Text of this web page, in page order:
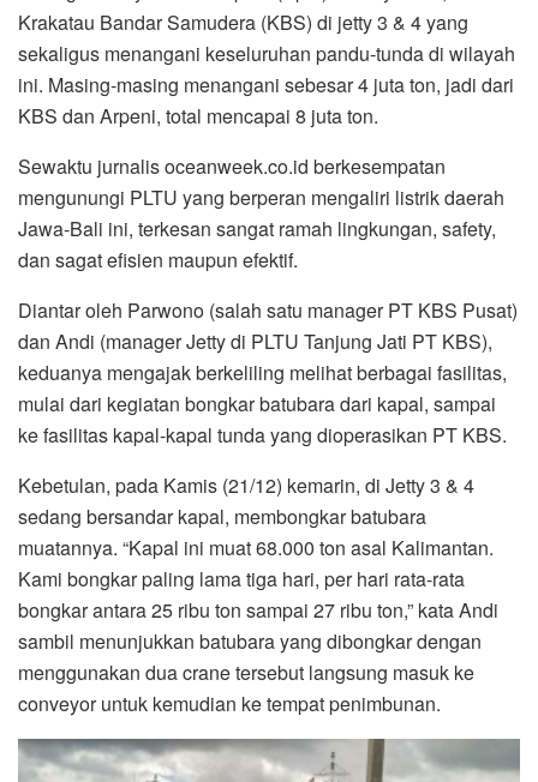
Krakatau Bandar Samudera (KBS) di jetty 3 & 4 yang
sekaligus menangani keseluruhan pandu-tunda di wilayah
ini. Masing-masing menangani sebesar 4 juta ton, jadi dari
KBS dan Arpeni, total mencapai 8 juta ton.
Sewaktu jurnalis oceanweek.co.id berkesempatan
mengunungi PLTU yang berperan mengaliri listrik daerah
Jawa-Bali ini, terkesan sangat ramah lingkungan, safety,
dan sagat efisien maupun efektif.
Diantar oleh Parwono (salah satu manager PT KBS Pusat)
dan Andi (manager Jetty di PLTU Tanjung Jati PT KBS),
keduanya mengajak berkeliling melihat berbagai fasilitas,
mulai dari kegiatan bongkar batubara dari kapal, sampai
ke fasilitas kapal-kapal tunda yang dioperasikan PT KBS.
Kebetulan, pada Kamis (21/12) kemarin, di Jetty 3 & 4
sedang bersandar kapal, membongkar batubara
muatannya. “Kapal ini muat 68.000 ton asal Kalimantan.
Kami bongkar paling lama tiga hari, per hari rata-rata
bongkar antara 25 ribu ton sampai 27 ribu ton,” kata Andi
sambil menunjukkan batubara yang dibongkar dengan
menggunakan dua crane tersebut langsung masuk ke
conveyor untuk kemudian ke tempat penimbunan.